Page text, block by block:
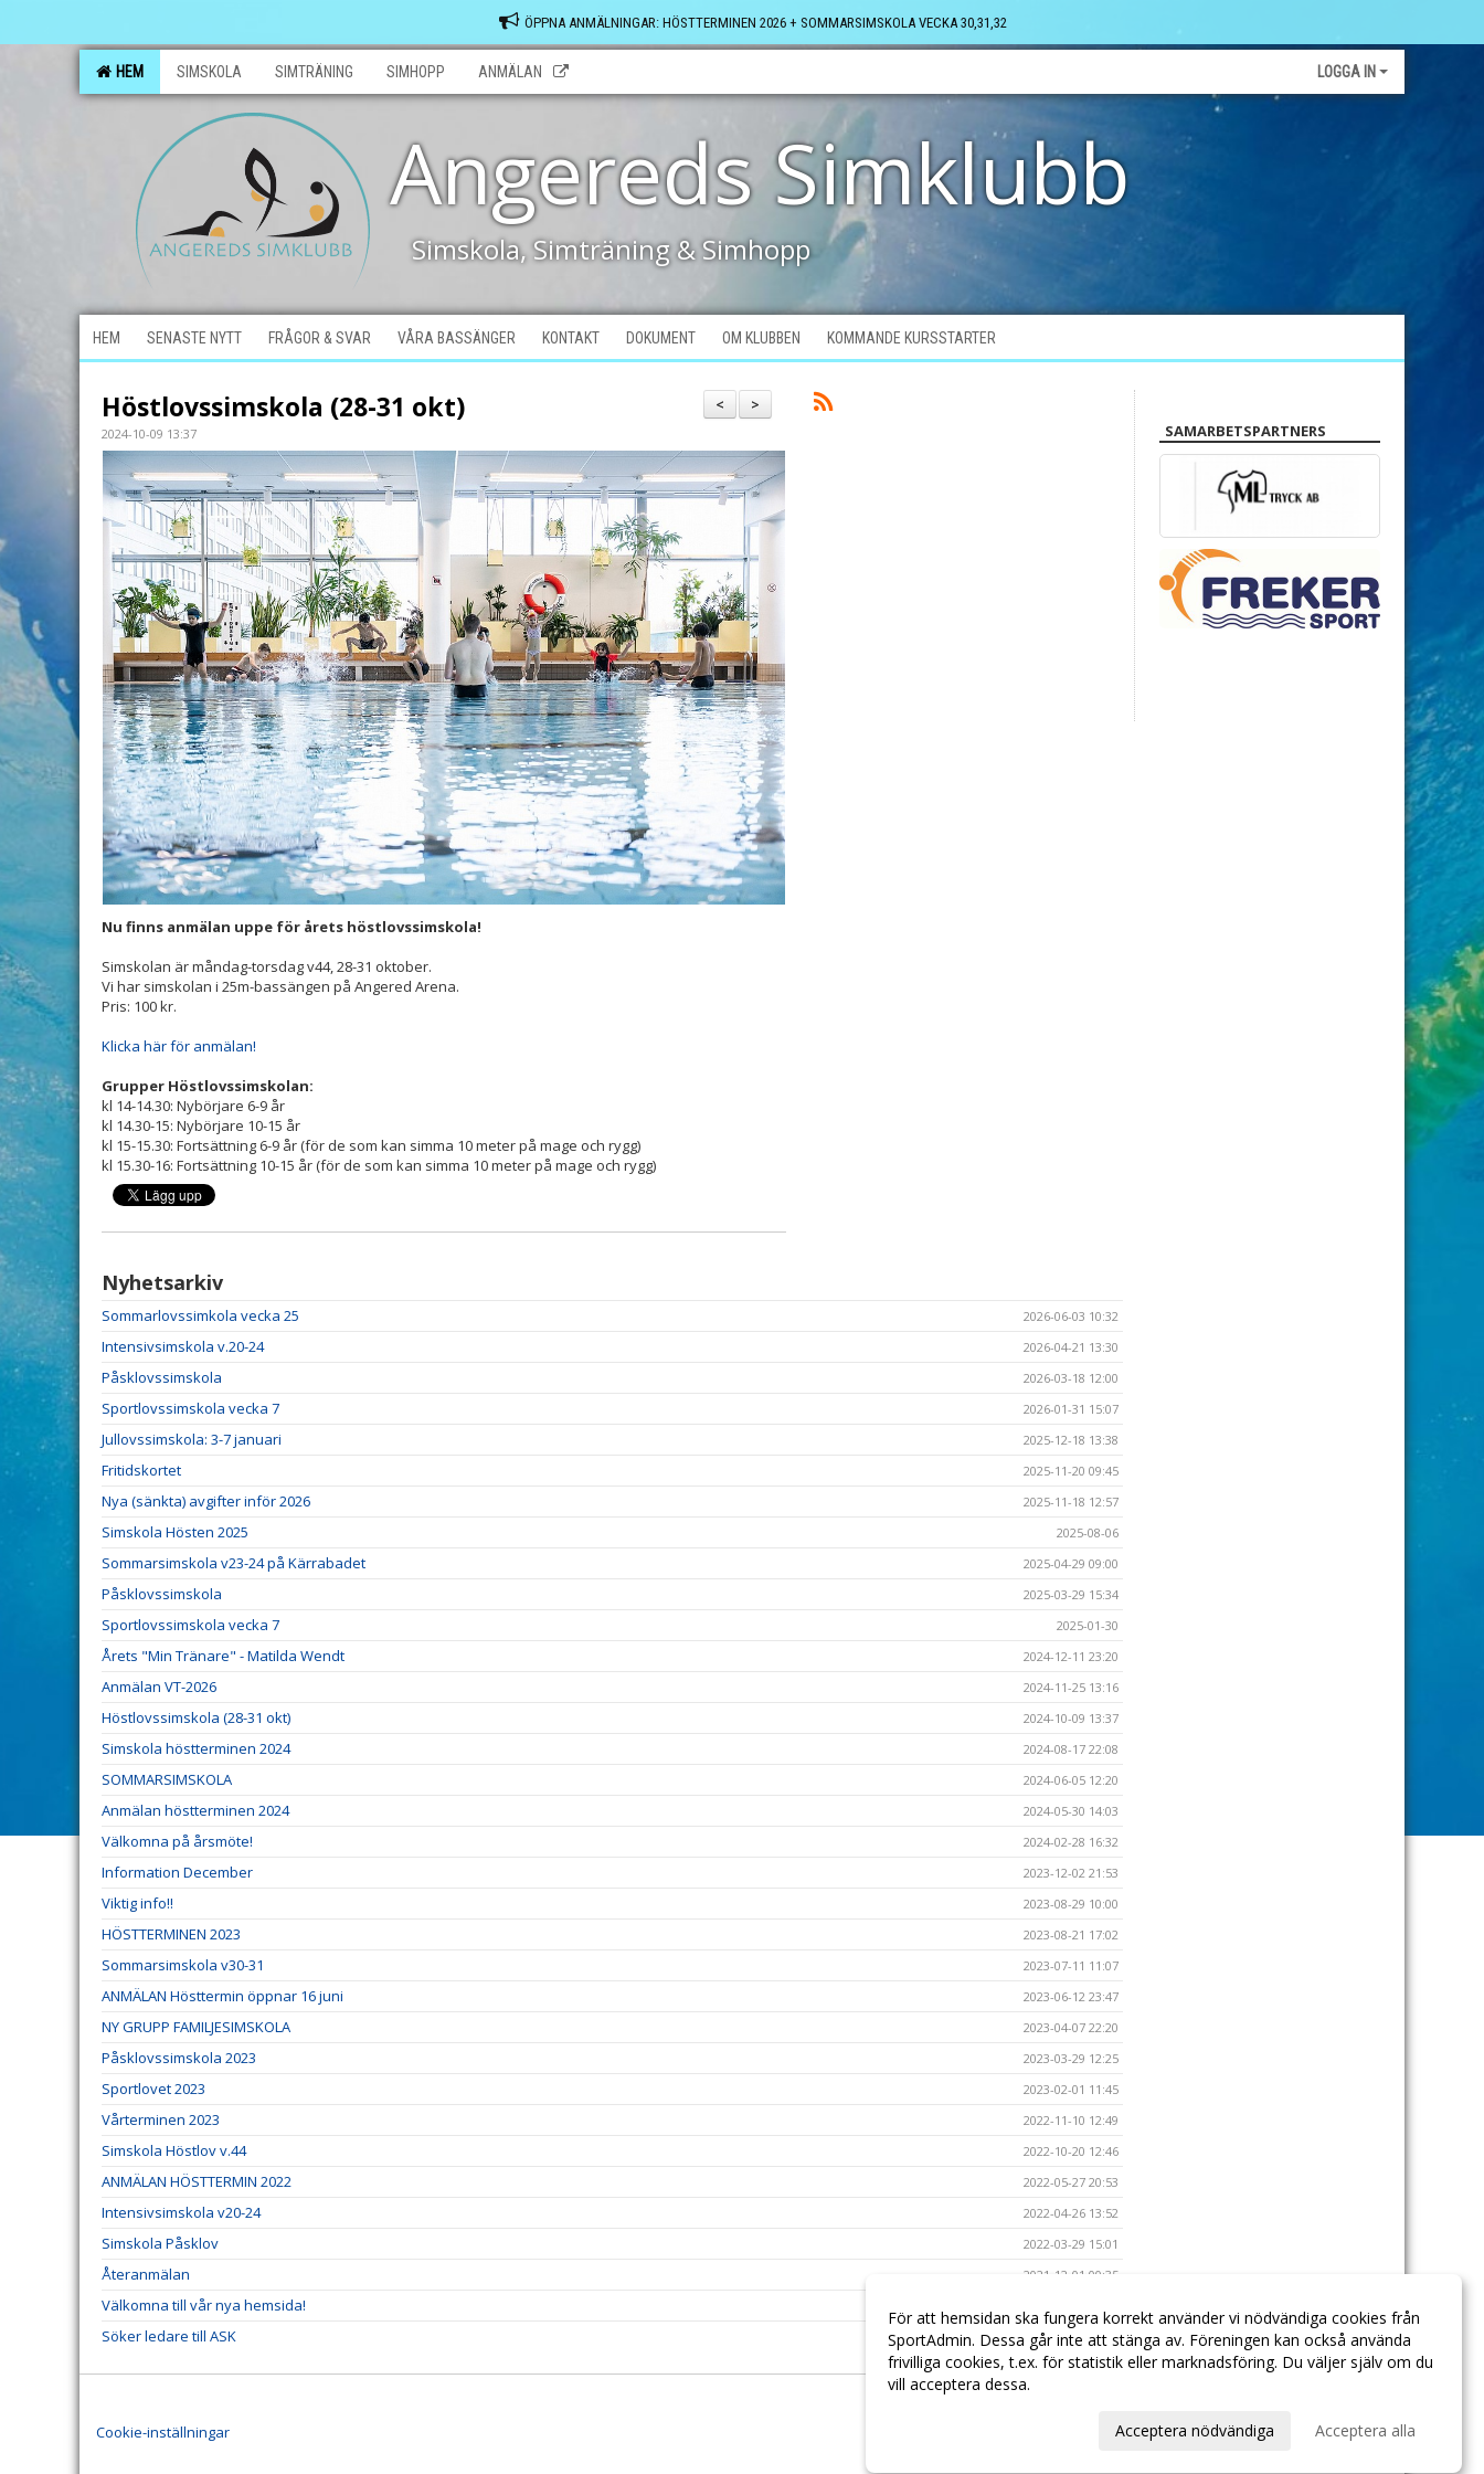
ÖPPNA ANMÄLNINGAR: HÖSTTERMINEN 2026 + SOMMARSIMSKOLA VECKA 30,31,32
HEM SIMSKOLA SIMTRÄNING SIMHOPP ANMÄLAN LOGGA IN
Angereds Simklubb
Simskola, Simträning & Simhopp
HEM SENASTE NYTT FRÅGOR & SVAR VÅRA BASSÄNGER KONTAKT DOKUMENT OM KLUBBEN KOMMANDE KURSSTARTER
>
<
Höstlovssimskola (28-31 okt)
2024-10-09 13:37
Nu finns anmälan uppe för årets höstlovssimskola!
Simskolan är måndag-torsdag v44, 28-31 oktober.
Vi har simskolan i 25m-bassängen på Angered Arena.
Pris: 100 kr.
Klicka här för anmälan!
Grupper Höstlovssimskolan:
kl 14-14.30: Nybörjare 6-9 år
kl 14.30-15: Nybörjare 10-15 år
kl 15-15.30: Fortsättning 6-9 år (för de som kan simma 10 meter på mage och rygg)
kl 15.30-16: Fortsättning 10-15 år (för de som kan simma 10 meter på mage och rygg)
Nyhetsarkiv
Sommarlovssimkola vecka 25 2026-06-03 10:32
Intensivsimskola v.20-24 2026-04-21 13:30
Påsklovssimskola 2026-03-18 12:00
Sportlovssimskola vecka 7 2026-01-31 15:07
Jullovssimskola: 3-7 januari 2025-12-18 13:38
Fritidskortet 2025-11-20 09:45
Nya (sänkta) avgifter inför 2026 2025-11-18 12:57
Simskola Hösten 2025 2025-08-06
Sommarsimskola v23-24 på Kärrabadet 2025-04-29 09:00
Påsklovssimskola 2025-03-29 15:34
Sportlovssimskola vecka 7 2025-01-30
Årets "Min Tränare" - Matilda Wendt 2024-12-11 23:20
Anmälan VT-2026 2024-11-25 13:16
Höstlovssimskola (28-31 okt) 2024-10-09 13:37
Simskola höstterminen 2024 2024-08-17 22:08
SOMMARSIMSKOLA 2024-06-05 12:20
Anmälan höstterminen 2024 2024-05-30 14:03
Välkomna på årsmöte! 2024-02-28 16:32
Information December 2023-12-02 21:53
Viktig info!! 2023-08-29 10:00
HÖSTTERMINEN 2023 2023-08-21 17:02
Sommarsimskola v30-31 2023-07-11 11:07
ANMÄLAN Hösttermin öppnar 16 juni 2023-06-12 23:47
NY GRUPP FAMILJESIMSKOLA 2023-04-07 22:20
Påsklovssimskola 2023 2023-03-29 12:25
Sportlovet 2023 2023-02-01 11:45
Vårterminen 2023 2022-11-10 12:49
Simskola Höstlov v.44 2022-10-20 12:46
ANMÄLAN HÖSTTERMIN 2022 2022-05-27 20:53
Intensivsimskola v20-24 2022-04-26 13:52
Simskola Påsklov 2022-03-29 15:01
Återanmälan 2021-12-01 00:35
Välkomna till vår nya hemsida!
Söker ledare till ASK 2021-10-02 10:09
SAMARBETSPARTNERS
Cookie-inställningar
För att hemsidan ska fungera korrekt använder vi nödvändiga cookies från
SportAdmin. Dessa går inte att stänga av. Föreningen kan också använda
frivilliga cookies, t.ex. för statistik eller marknadsföring. Du väljer själv om du
vill acceptera dessa.
Acceptera nödvändiga Acceptera alla